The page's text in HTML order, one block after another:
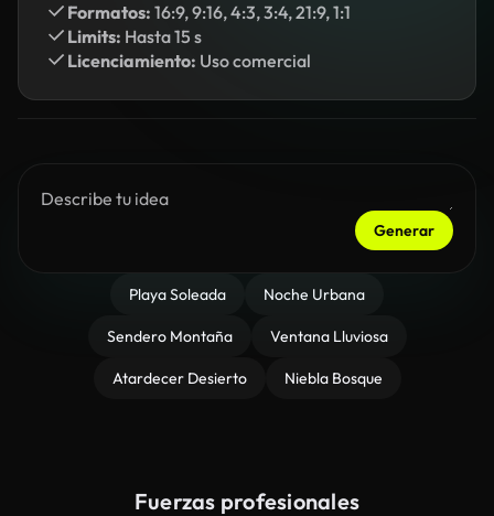
Formatos: 16:9, 9:16, 4:3, 3:4, 21:9, 1:1
Limits: Hasta 15 s
Licenciamiento: Uso comercial
Generar
Playa Soleada Noche Urbana
Sendero Montaña Ventana Lluviosa
Atardecer Desierto Niebla Bosque
Fuerzas profesionales